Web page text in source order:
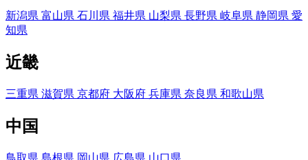
新潟県 富山県 石川県 福井県 山梨県 長野県 岐阜県 静岡県 愛
知県
近畿
三重県 滋賀県 京都府 大阪府 兵庫県 奈良県 和歌山県
中国
鳥取県 島根県 岡山県 広島県 山口県